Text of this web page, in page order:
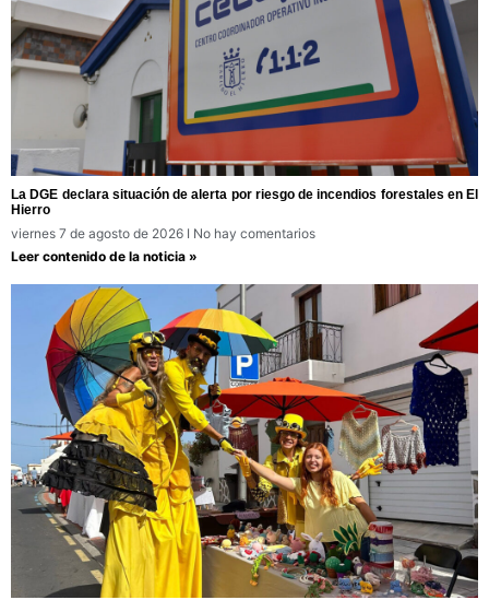
La DGE declara situación de alerta por riesgo de incendios forestales en El
Hierro
viernes 7 de agosto de 2026
No hay comentarios
Leer contenido de la noticia »